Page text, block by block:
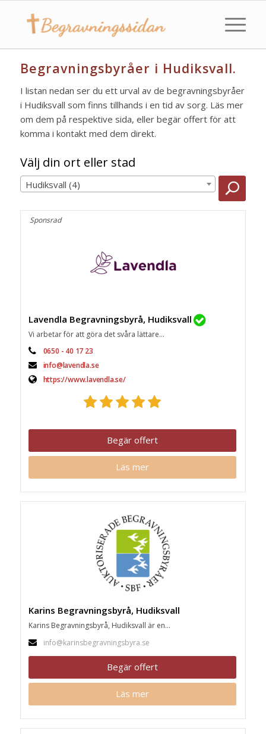
Begravningsbyråer i Hudiksvall.
I listan nedan ser du ett urval av de begravningsbyråer
i Hudiksvall som finns tillhands i en tid av sorg. Läs mer
om dem på respektive sida, eller begär offert för att
komma i kontakt med dem direkt.
Välj din ort eller stad
Hudiksvall (4)
Sponsrad
Lavendla Begravningsbyrå, Hudiksvall
Vi arbetar för att göra det svåra lättare...
0650 - 40 17 23
info@lavendla.se
https://www.lavendla.se/
Begär offert
Läs mer
Karins Begravningsbyrå, Hudiksvall
Karins Begravningsbyrå, Hudiksvall är en...
info@karinsbegravningsbyra.se
Begär offert
Läs mer